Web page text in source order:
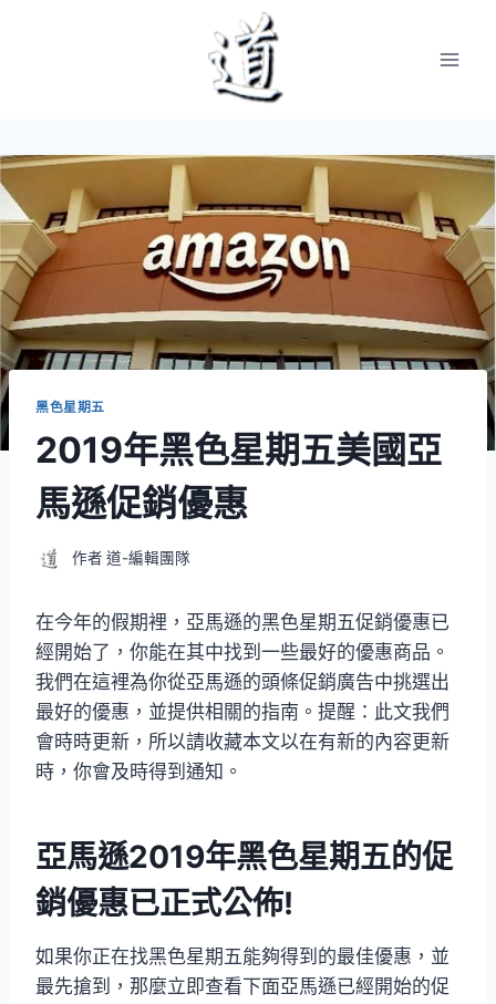
黑色星期五
2019年黑色星期五美國亞
馬遜促銷優惠
作者 道-編輯團隊
在今年的假期裡，亞馬遜的黑色星期五促銷優惠已
經開始了，你能在其中找到一些最好的優惠商品。
我們在這裡為你從亞馬遜的頭條促銷廣告中挑選出
最好的優惠，並提供相關的指南。提醒：此文我們
會時時更新，所以請收藏本文以在有新的內容更新
時，你會及時得到通知。
亞馬遜2019年黑色星期五的促
銷優惠已正式公佈!
如果你正在找黑色星期五能夠得到的最佳優惠，並
最先搶到，那麼立即查看下面亞馬遜已經開始的促